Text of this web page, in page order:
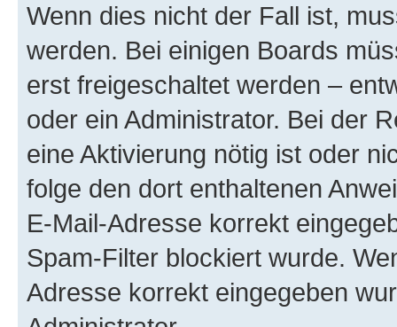
Wenn dies nicht der Fall ist,
werden. Bei einigen Boards
erst freigeschaltet werden –
oder ein Administrator. Bei der
eine Aktivierung nötig ist oder
folge den dort enthaltenen
E-Mail-Adresse korrekt
Spam-Filter blockiert wurde.
Adresse korrekt eingegeben